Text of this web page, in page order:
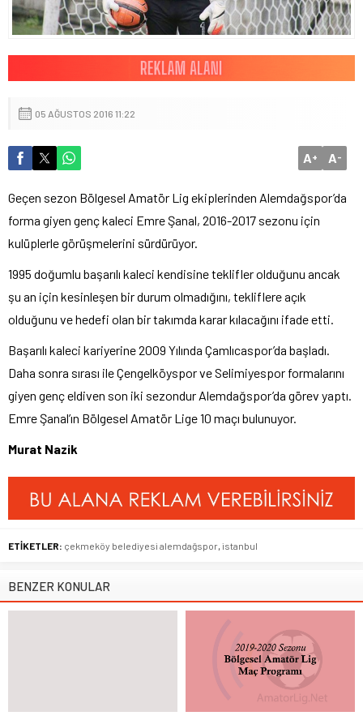
05 AĞUSTOS 2016 11:22
A+ A-
Geçen sezon Bölgesel Amatör Lig ekiplerinden Alemdağspor’da
forma giyen genç kaleci Emre Şanal, 2016-2017 sezonu için
kulüplerle görüşmelerini sürdürüyor.
1995 doğumlu başarılı kaleci kendisine teklifler olduğunu ancak
şu an için kesinleşen bir durum olmadığını, tekliflere açık
olduğunu ve hedefi olan bir takımda karar kılacağını ifade etti.
Başarılı kaleci kariyerine 2009 Yılında Çamlıcaspor’da başladı.
Daha sonra sırası ile Çengelköyspor ve Selimiyespor formalarını
giyen genç eldiven son iki sezondur Alemdağspor’da görev yaptı.
Emre Şanal’ın Bölgesel Amatör Lige 10 maçı bulunuyor.
Murat Nazik
ETİKETLER: çekmeköy belediyesi alemdağspor istanbul
BENZER KONULAR